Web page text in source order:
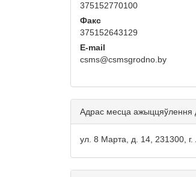
375152770100
Факс
375152643129
E-mail
csms@csmsgrodno.by
Адрас месца ажыццяўлення
ул. 8 Марта, д. 14, 231300,